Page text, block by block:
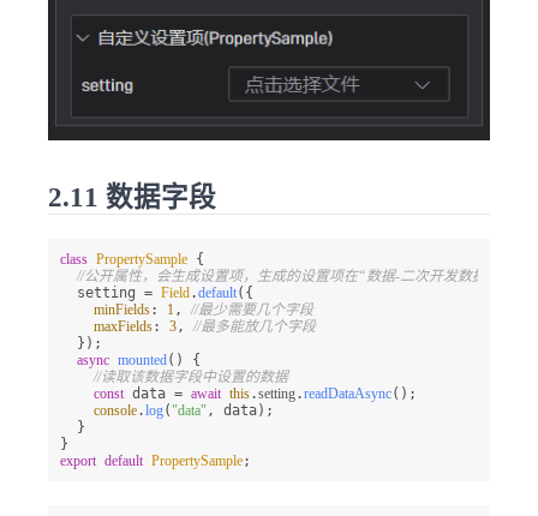
2.11 数据字段
class PropertySample {
//公开属性，会生成设置项，生成的设置项在“数据-二次开发数据字段”中
  setting =
Field.default({
minFields: 1, //最少需要几个字段
maxFields: 3, //最多能放几个字段
  });
async mounted( ) {
//读取该数据字段中设置的数据
const data = await this.setting.readDataAsync();
console.log("data" , data);
  }
export default PropertySample;